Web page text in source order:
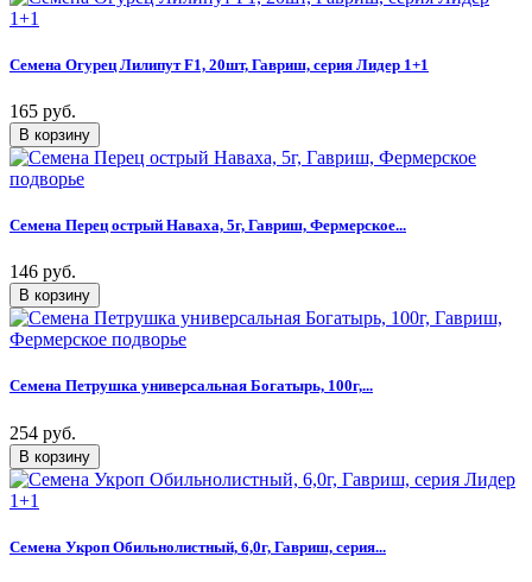
Семена Огурец Лилипут F1, 20шт, Гавриш, серия Лидер 1+1
165 руб.
Семена Перец острый Наваха, 5г, Гавриш, Фермерское...
146 руб.
Семена Петрушка универсальная Богатырь, 100г,...
254 руб.
Семена Укроп Обильнолистный, 6,0г, Гавриш, серия...